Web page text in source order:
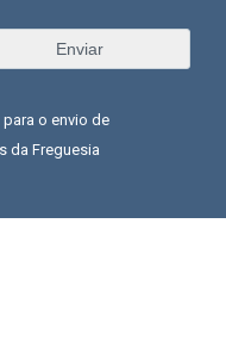
o envio de
da Freguesia